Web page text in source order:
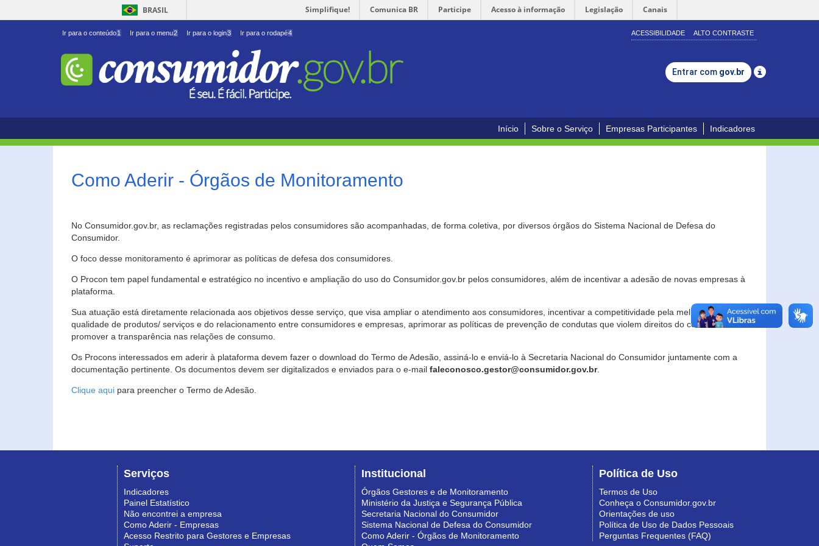
BRASIL Simplifique! Comunica BR Participe Acesso à informação Legislação Canais
Ir para o conteúdo1 Ir para o menu2 Ir para o login3 Ir para o rodapé4 ACESSIBILIDADE ALTO CONTRASTE
Entrar com gov.br
Início Sobre o Serviço Empresas Participantes Indicadores
Como Aderir - Órgãos de Monitoramento
No Consumidor.gov.br, as reclamações registradas pelos consumidores são acompanhadas, de forma coletiva, por diversos órgãos do Sistema Nacional de Defesa do
Consumidor.
O foco desse monitoramento é aprimorar as políticas de defesa dos consumidores.
O Procon tem papel fundamental e estratégico no incentivo e ampliação do uso do Consumidor.gov.br pelos consumidores, além de incentivar a adesão de novas empresas à
plataforma.
Sua atuação está diretamente relacionada aos objetivos desse serviço, que visa ampliar o atendimento aos consumidores, incentivar a competitividade pela melhoria da
qualidade de produtos/ serviços e do relacionamento entre consumidores e empresas, aprimorar as políticas de prevenção de condutas que violem direitos do consumidor e
promover a transparência nas relações de consumo.
Os Procons interessados em aderir à plataforma devem fazer o download do Termo de Adesão, assiná-lo e enviá-lo à Secretaria Nacional do Consumidor juntamente com a
documentação pertinente. Os documentos devem ser digitalizados e enviados para o e-mail faleconosco.gestor@consumidor.gov.br.
Clique aqui para preencher o Termo de Adesão.
Serviços
Indicadores
Painel Estatístico
Não encontrei a empresa
Como Aderir - Empresas
Acesso Restrito para Gestores e Empresas
Institucional
Órgãos Gestores e de Monitoramento
Ministério da Justiça e Segurança Pública
Secretaria Nacional do Consumidor
Sistema Nacional de Defesa do Consumidor
Como Aderir - Órgãos de Monitoramento
Política de Uso
Termos de Uso
Conheça o Consumidor.gov.br
Orientações de uso
Política de Uso de Dados Pessoais
Perguntas Frequentes (FAQ)